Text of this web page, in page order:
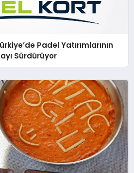
Padel Yatırımlarının
Sürdürüyor